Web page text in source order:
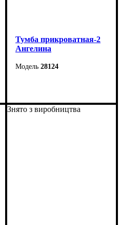
Тумба прикроватная-2
Ангелина
28124
Высота: 56 см
Глубина: 38 см
Знято з виробництва